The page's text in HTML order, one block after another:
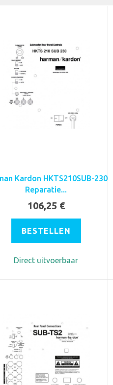
Kardon HKTS210SUB-230
Reparatie...
106,25 €
BESTELLEN
Direct uitvoerbaar